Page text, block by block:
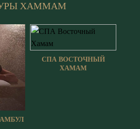
ХАММАМ
СПА ВОСТОЧНЫЙ
ХАМАМ